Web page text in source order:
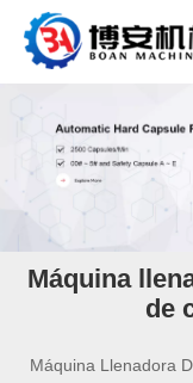
Máquina
de
Máquina Llenadora